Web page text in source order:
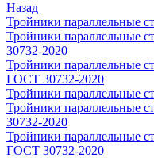
Назад
Тройники параллельные
Тройники
30732-2020
Тройники
ГОСТ 30732-2020
Тройники параллельные
Тройники
30732-2020
Тройники
ГОСТ 30732-2020